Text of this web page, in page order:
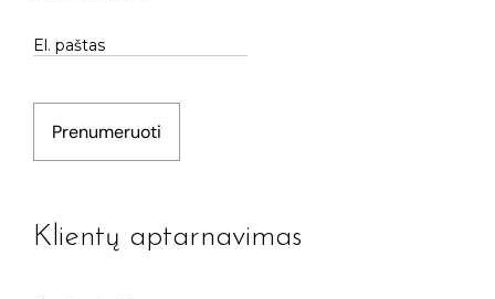
Prenumeruoti
Klientų aptarnavimas